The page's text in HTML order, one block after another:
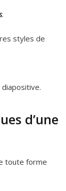
.
styles de
diapositive.
d’une
toute forme